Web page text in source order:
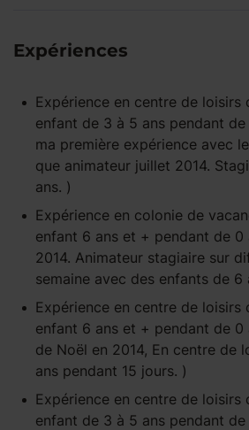
Expériences
Expérience en centre de loisirs
enfant de 3 à 5 ans pendant
ma première expérience avec
que animateur juillet 2014.
ans. )
Expérience en colonie de
enfant 6 ans et + pendant de 0
2014. Animateur stagiaire sur
semaine avec des enfants de 6
Expérience en centre de loisirs
enfant 6 ans et + pendant de 0
de Noël en 2014, En centre de
ans pendant 15 jours. )
Expérience en centre de loisirs
enfant de 3 à 5 ans pendant